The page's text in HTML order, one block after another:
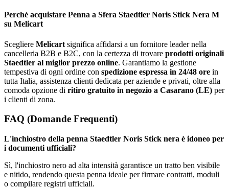
Perché acquistare Penna a Sfera Staedtler Noris Stick Nera M
su Melicart
Scegliere Melicart significa affidarsi a un fornitore leader nella
cancelleria B2B e B2C, con la certezza di trovare prodotti originali
Staedtler al miglior prezzo online. Garantiamo la gestione
tempestiva di ogni ordine con spedizione espressa in 24/48 ore in
tutta Italia, assistenza clienti dedicata per aziende e privati, oltre alla
comoda opzione di ritiro gratuito in negozio a Casarano (LE) per
i clienti di zona.
FAQ (Domande Frequenti)
L'inchiostro della penna Staedtler Noris Stick nera è idoneo per
i documenti ufficiali?
Sì, l'inchiostro nero ad alta intensità garantisce un tratto ben visibile
e nitido, rendendo questa penna ideale per firmare contratti, moduli
o compilare registri ufficiali.